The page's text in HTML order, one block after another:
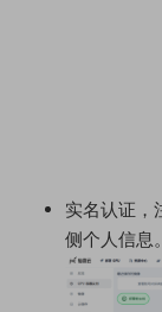
实名认证，
侧个人信息。